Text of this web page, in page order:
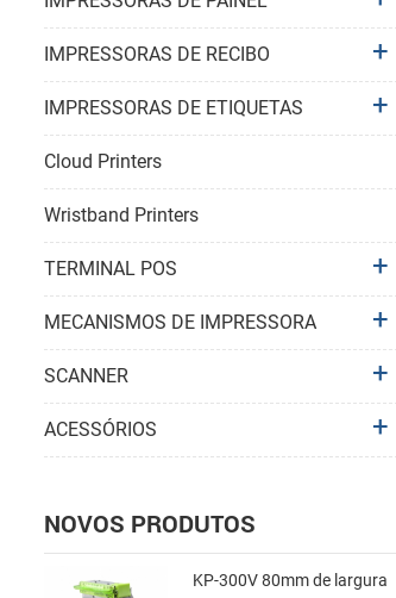
IMPRESSORAS DE RECIBO
IMPRESSORAS DE ETIQUETAS
Cloud Printers
Wristband Printers
TERMINAL POS
MECANISMOS DE IMPRESSORA
SCANNER
ACESSÓRIOS
NOVOS PRODUTOS
KP-300V 80mm de largura